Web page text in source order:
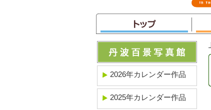
2026年カレンダー作品
2025年カレンダー作品